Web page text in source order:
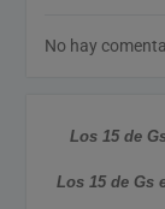
No hay
Los 15 de
Los 15 de Gs